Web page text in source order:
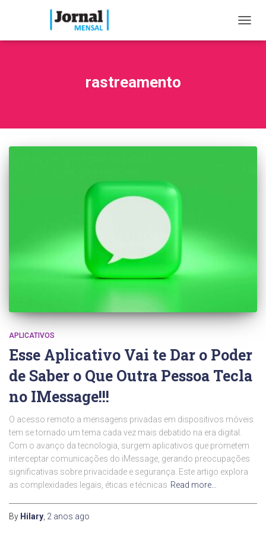
rastreamento
APLICATIVOS
Esse Aplicativo Vai te Dar o Poder
de Saber o Que Outra Pessoa Tecla
no IMessage!!!
O acesso remoto a mensagens privadas em dispositivos móveis
tem se tornado um tema cada vez mais debatido na era digital.
Com o avanço da tecnologia, surgem aplicativos que prometem
interceptar comunicações do iMessage, gerando preocupações
significativas sobre privacidade e segurança. Este artigo explora
as complexidades legais, éticas e técnicas Read more…
By Hilary 2 anos ago